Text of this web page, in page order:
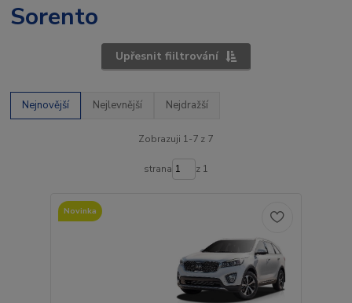
Sorento
Upřesnit fiiltrování
Nejnovější Nejlevnější Nejdražší
Zobrazuji 1-7 z 7
strana z 1
Novinka